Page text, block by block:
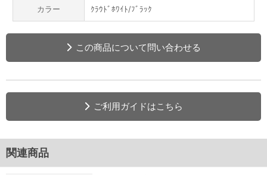
カラー ｸﾗｳﾄﾞﾎﾜｲﾄ/ﾌﾞﾗｯｸ
この商品について問い合わせる
ご利用ガイドはこちら
関連商品